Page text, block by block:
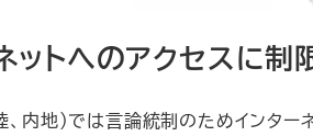
ットへのアクセスに制
、内地）では言論統制のためインタ